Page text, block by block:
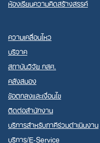
ห้องเรียนความคิดสร้างสรรค์
ความเคลื่อนไหว
บริจาค
สถาบันวิจัย กสศ.
คลังสมอง
ข้อตกลงและเงื่อนไข
ติดต่อสำนักงาน
บริการสำหรับภาคีร่วมดำเนินงาน
บริการ/E-Service